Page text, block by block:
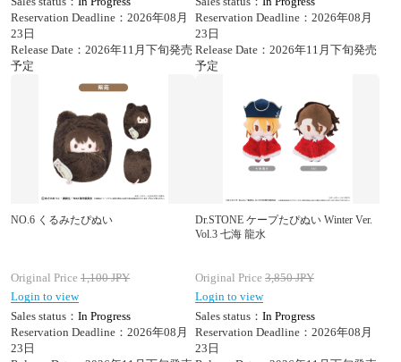
Reservation Deadline：2026年08月
23日
Release Date：2026年11月下旬発売
予定
Reservation Deadline：2026年08月
23日
Release Date：2026年11月下旬発売
予定
NO.6 くるみたぴぬい
Original Price 1,100JPY
Login to view
Sales status： In Progress
Reservation Deadline：2026年08月
23日
Dr.STONE ケープたぴぬい Winter Ver.
Vol.3 七海 龍水
Original Price 3,850JPY
Login to view
Sales status： In Progress
Reservation Deadline：2026年08月
23日